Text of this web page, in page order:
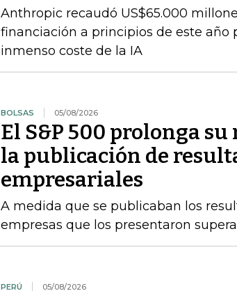
Anthropic recaudó US$65.000
financiación a principios de este año
inmenso coste de la IA
BOLSAS 05/08/2026
El S&P 500 prolonga
la publicación de
empresariales
A medida que se publicaban los
empresas que los presentaron
PERÚ 05/08/2026